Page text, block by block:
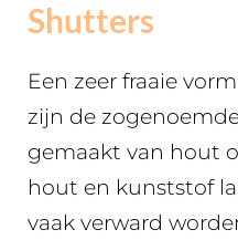
Shutters
Een zeer fraaie
zijn de
gemaakt van hout
hout en kunststof
vaak verward